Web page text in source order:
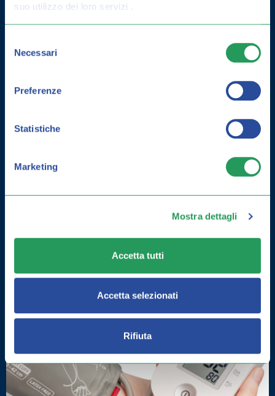
suo utilizzo dei loro servizi .
delNecessari
Preferenze
Statistiche
Marketing
Mostra dettagli
Accetta tutti
Accetta selezionati
Rifiuta
COME MIGLIORARE LA MEMORIA: